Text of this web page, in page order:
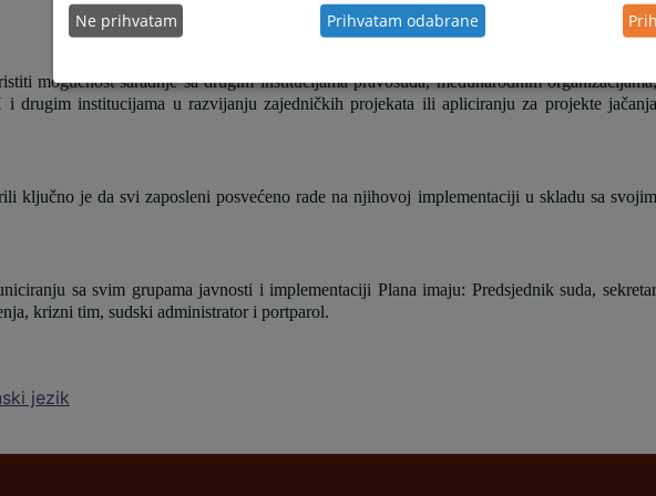
mogućnost saradnje sa drugim institucijama pravosuđa, međunarodnim organizacijama,
drugim institucijama u razvijanju zajedničkih projekata ili apliciranju za projekte jačanja
ključno je da svi zaposleni posvećeno rade na njihovoj implementaciji u skladu sa svojim
sa svim grupama javnosti i implementaciji Plana imaju: Predsjednik suda, sekretar
krizni tim, sudski administrator i portparol.
jezik
Ne prihvatam Prihvatam odabrane